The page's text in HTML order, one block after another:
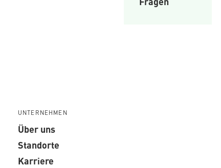
UNTERNEHMEN
Über uns
Standorte
Karriere